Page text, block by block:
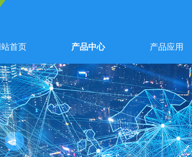
首页 产品中心 产品应用